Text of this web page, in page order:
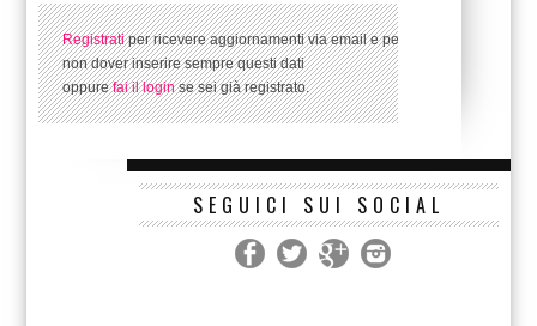
Registratiper ricevere aggiornamenti via email e per
non dover inserire sempre questi dati
oppurefai il loginse sei già registrato.
SEGUICI SUI SOCIAL